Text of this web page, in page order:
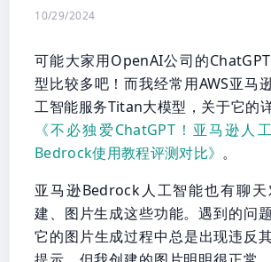
10/29/2024
可能大家用OpenAI公司的
型比较多吧！而我经常用AWS亚马
工智能服务Titan大模型，关于它的
《不必独爱ChatGPT！亚马逊人
Bedrock使用教程评测对比》 。
亚马逊Bedrock人工智能也有聊
建、图片生成这些功能。遇到的问
它的图片生成过程中总是出现违反